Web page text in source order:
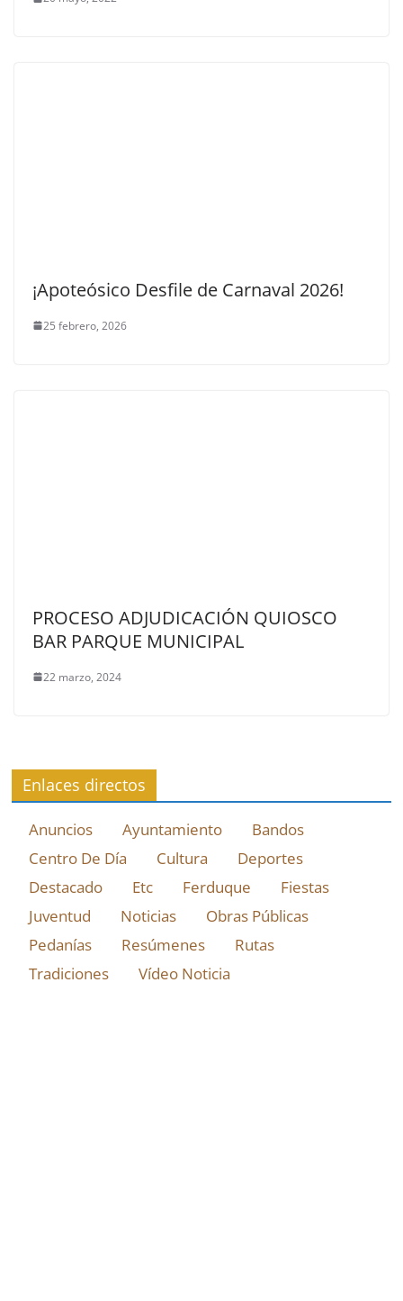
¡Apoteósico Desfile de Carnaval 2026!
25 febrero, 2026
PROCESO ADJUDICACIÓN QUIOSCO
BAR PARQUE MUNICIPAL
22 marzo, 2024
Enlaces directos
Anuncios Ayuntamiento
Bandos
Centro De Día
Cultura
Deportes
Destacado
Etc Ferduque
Fiestas
Juventud
Noticias
Obras Públicas
Pedanías
Resúmenes
Rutas
Tradiciones
Vídeo Noticia